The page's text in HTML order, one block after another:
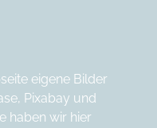
eigene Bilder
, Pixabay und
haben wir hier